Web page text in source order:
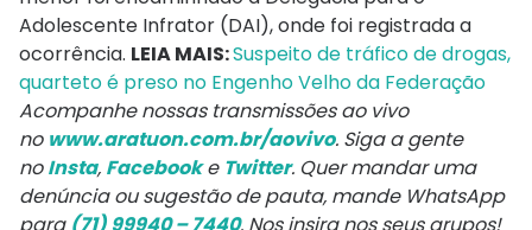
Adolescente Infrator (DAI), onde foi registrada a
ocorrência. LEIA MAIS:Suspeito de tráfico de drogas,
quarteto é preso no Engenho Velho da Federação
Acompanhe nossas transmissões ao vivo
no www.aratuon.com.br/aovivo. Siga a gente
noInsta, Facebooke Twitter. Quer mandar uma
denúncia ou sugestão de pauta, mande WhatsApp
para (71) 99940 – 7440. Nos insira nos seus grupos!